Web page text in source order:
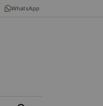
WhatsApp